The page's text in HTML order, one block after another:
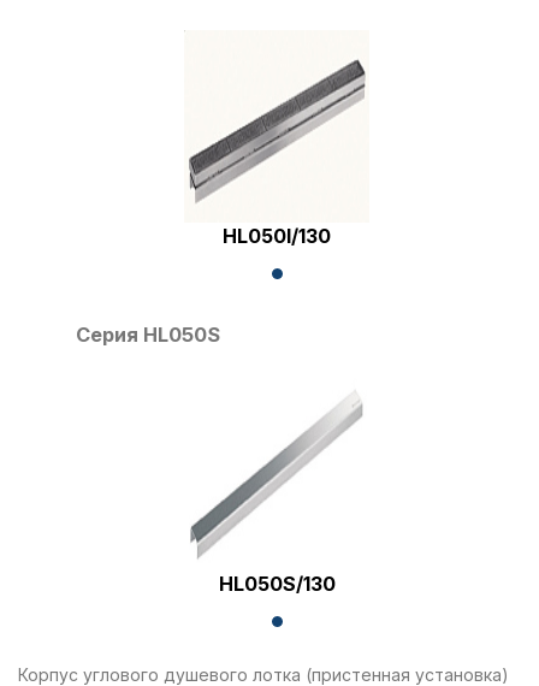
HL050I/130
Серия HL050S
HL050S/130
Корпус углового душевого лотка (пристенная установка)